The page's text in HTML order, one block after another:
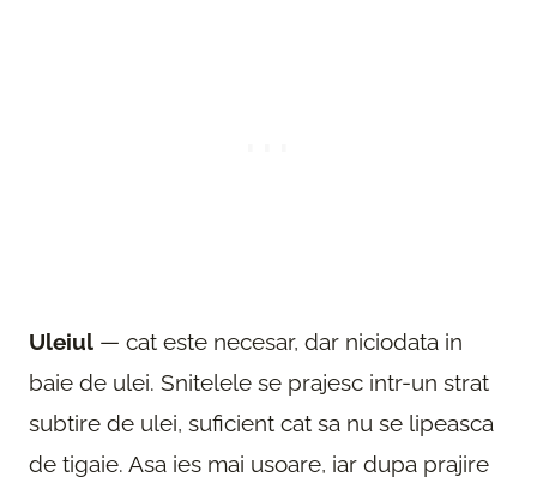
Uleiul — cat este necesar, dar niciodata in
baie de ulei. Snitelele se prajesc intr-un strat
subtire de ulei, suficient cat sa nu se lipeasca
de tigaie. Asa ies mai usoare, iar dupa prajire